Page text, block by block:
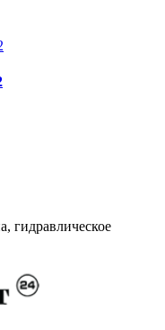
гидравлическое